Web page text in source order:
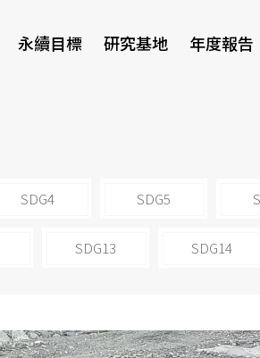
永續目標 研究基地 年度報告
SDG4 SDG5
SDG13 SDG14